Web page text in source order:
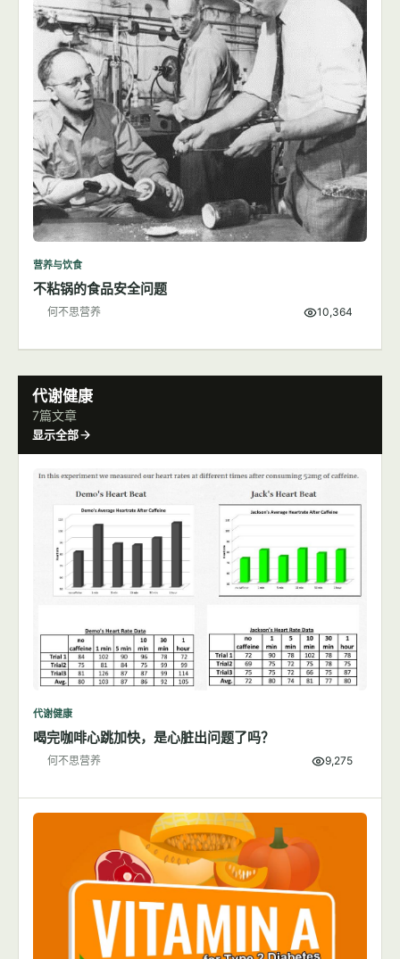
营养与饮食
不粘锅的食品安全问题
何不思营养 10,364
代谢健康
7篇文章
显示全部
代谢健康
喝完咖啡心跳加快，是心脏出问题了吗？
何不思营养 9,275